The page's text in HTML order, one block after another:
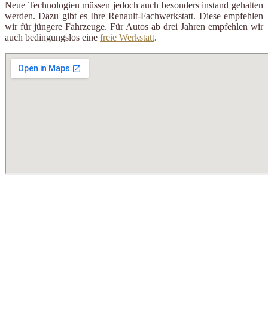
Neue Technologien müssen jedoch auch besonders instand gehalten
werden. Dazu gibt es Ihre Renault-Fachwerkstatt. Diese empfehlen
wir für jüngere Fahrzeuge. Für Autos ab drei Jahren empfehlen wir
auch bedingungslos eine freie Werkstatt.